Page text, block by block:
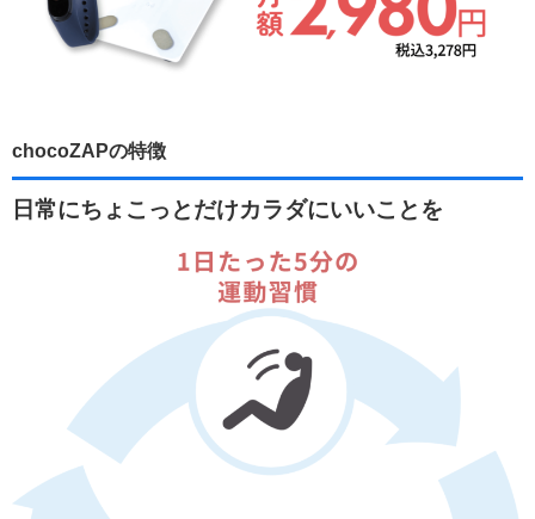
chocoZAPの特徴
日常にちょこっとだけカラダにいいことを